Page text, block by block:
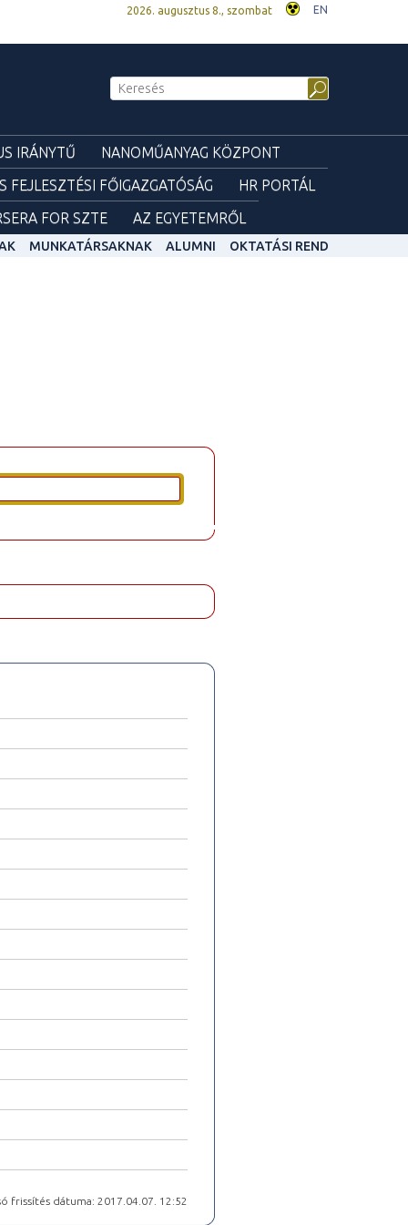
2026. augusztus 8., szombat EN
IRÁNYTŰ
NANOMŰANYAG KÖZPONT
FEJLESZTÉSI FŐIGAZGATÓSÁG
HR PORTÁL
FOR SZTE AZ EGYETEMRŐL
MUNKATÁRSAKNAK ALUMNI OKTATÁSI REND
frissítés dátuma: 2017.04.07. 12:52